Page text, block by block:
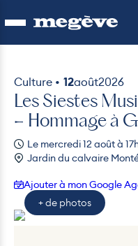
Ouvrir le menu
Culture • 12août2026
Les Siestes
– Hommage à
Le mercredi 12 août à
Jardin du calvaire
Ajouter à mon Google
+ de photos